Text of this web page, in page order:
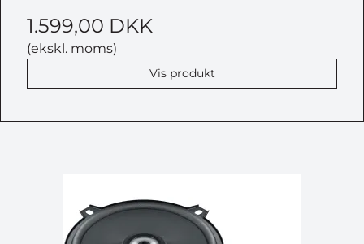
1.599,00 DKK
(ekskl. moms)
Vis produkt